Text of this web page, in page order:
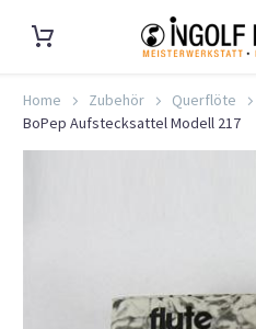
Home Zubehör Querflöte
BoPep Aufstecksattel Modell 217